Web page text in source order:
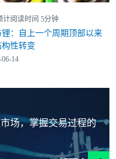
计阅读时间 5分钟
锂：自上一个周期顶部以来
构性转变
06-14
场，掌握交易过程的